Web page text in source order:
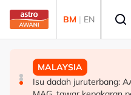
Skip to main content
BM | EN
POLITIK
'Pihak ketiga' jangan
MALAYSIA
RCI Tabung Haji: SPRM,
MALAYSIA
Isu dadah juruterbang: